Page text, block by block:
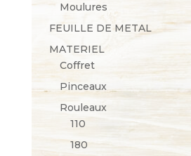
Moulures
FEUILLE DE METAL
MATERIEL
Coffret
Pinceaux
Rouleaux
110
180